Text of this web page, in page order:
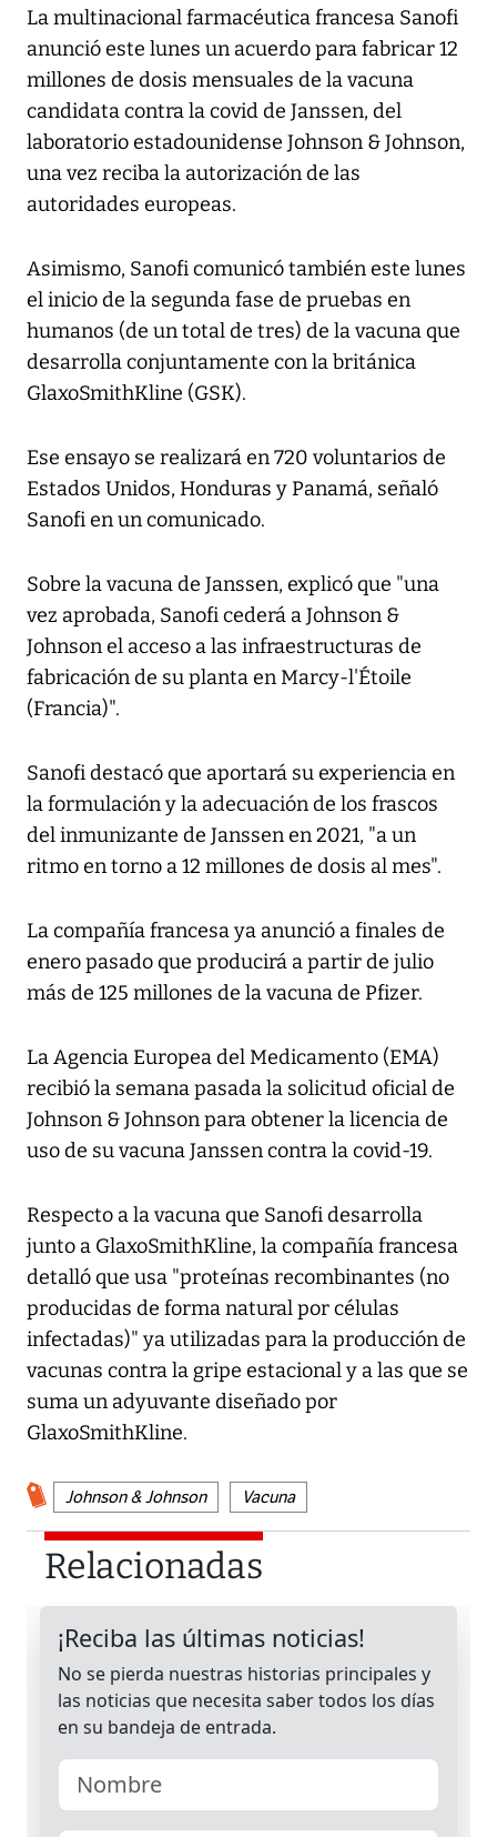
La multinacional farmacéutica francesa Sanofi
anunció este lunes un acuerdo para fabricar 12
millones de dosis mensuales de la vacuna
candidata contra la covid de Janssen, del
laboratorio estadounidense Johnson & Johnson,
una vez reciba la autorización de las
autoridades europeas.
Asimismo, Sanofi comunicó también este lunes
el inicio de la segunda fase de pruebas en
humanos (de un total de tres) de la vacuna que
desarrolla conjuntamente con la británica
GlaxoSmithKline (GSK).
Ese ensayo se realizará en 720 voluntarios de
Estados Unidos, Honduras y Panamá, señaló
Sanofi en un comunicado.
Sobre la vacuna de Janssen, explicó que "una
vez aprobada, Sanofi cederá a Johnson &
Johnson el acceso a las infraestructuras de
fabricación de su planta en Marcy-l'Étoile
(Francia)".
Sanofi destacó que aportará su experiencia en
la formulación y la adecuación de los frascos
del inmunizante de Janssen en 2021, "a un
ritmo en torno a 12 millones de dosis al mes".
La compañía francesa ya anunció a finales de
enero pasado que producirá a partir de julio
más de 125 millones de la vacuna de Pfizer.
La Agencia Europea del Medicamento (EMA)
recibió la semana pasada la solicitud oficial de
Johnson & Johnson para obtener la licencia de
uso de su vacuna Janssen contra la covid-19.
Respecto a la vacuna que Sanofi desarrolla
junto a GlaxoSmithKline, la compañía francesa
detalló que usa "proteínas recombinantes (no
producidas de forma natural por células
infectadas)" ya utilizadas para la producción de
vacunas contra la gripe estacional y a las que se
suma un adyuvante diseñado por
GlaxoSmithKline.
Johnson & Johnson Vacuna
Relacionadas